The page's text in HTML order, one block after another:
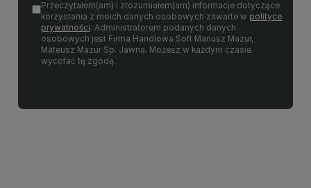
Przeczytałem(am) i zrozumiałem(am) informacje dotyczące
korzystania z moich danych osobowych zawarte w polityce
prywatności. Administratorem podanych danych
osobowych jest Firma Handlowa Soft Mariusz Mazur,
Mateusz Mazur Sp. Jawna. Możesz w każdym czasie
wycofać tę zgodę.